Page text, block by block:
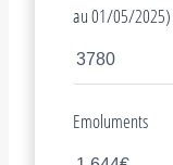
au 01/05/2025)
Emoluments